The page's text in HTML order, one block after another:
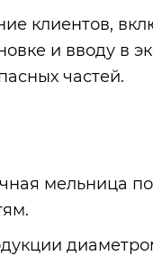
клиентов,
и вводу в
частей.
мельница